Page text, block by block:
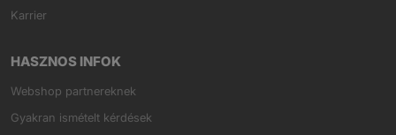
Karrier
HASZNOS INFOK
Webshop partnereknek
Gyakran ismételt kérdések